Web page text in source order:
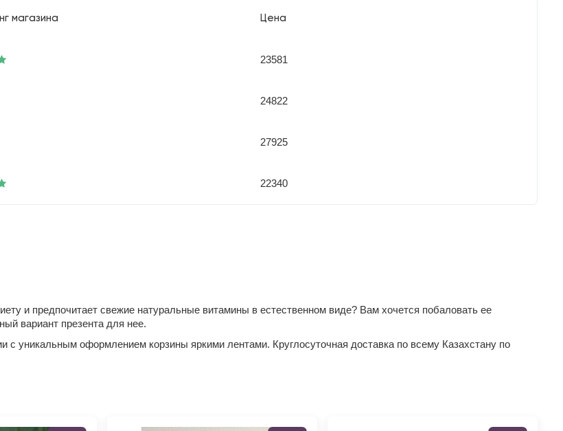
магазина Цена
23581
24822
27925
22340
и предпочитает свежие натуральные витамины в естественном виде? Вам хочется побаловать ее
вариант презента для нее.
с уникальным оформлением корзины яркими лентами. Круглосуточная доставка по всему Казахстану по